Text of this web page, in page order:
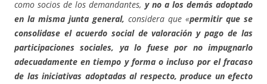
como socios de los demandantes, y no a los demás adoptado
en la misma junta general, considera que «permitir que se
consolidase el acuerdo social de valoración y pago de las
participaciones sociales, ya lo fuese por no impugnarlo
adecuadamente en tiempo y forma o incluso por el fracaso
de las iniciativas adoptadas al respecto, produce un efecto